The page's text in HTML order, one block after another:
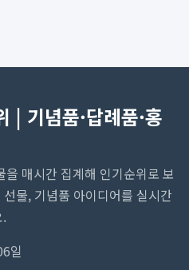
| 기념품·답례품·홍
매시간 집계해 인기순위로 보
물, 기념품 아이디어를 실시간
.
일